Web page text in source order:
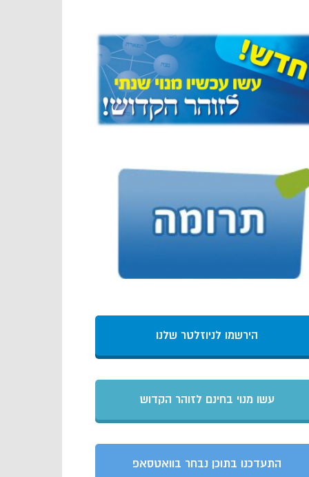
הירשמו לניוזלטר שלנו
עשו מנוי בחינם לזוהר הקדוש
התעדכנו בתוכן נבחר בוואטסאפ